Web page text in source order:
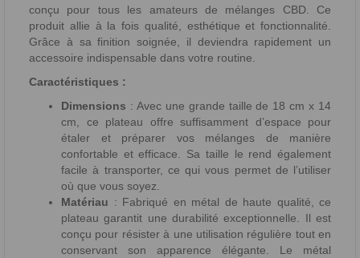
conçu pour tous les amateurs de mélanges CBD. Ce
produit allie à la fois qualité, esthétique et fonctionnalité.
Grâce à sa finition soignée, il deviendra rapidement un
accessoire indispensable dans votre routine.
Caractéristiques :
Dimensions : Avec une grande taille de 18 cm x 14
cm, ce plateau offre suffisamment d’espace pour
étaler et préparer vos mélanges de manière
confortable et efficace. Sa taille le rend également
facile à transporter, ce qui vous permet de l’utiliser
où que vous soyez.
Matériau : Fabriqué en métal de haute qualité, ce
plateau garantit une durabilité exceptionnelle. Il est
conçu pour résister à une utilisation régulière tout en
conservant son apparence élégante. Le métal